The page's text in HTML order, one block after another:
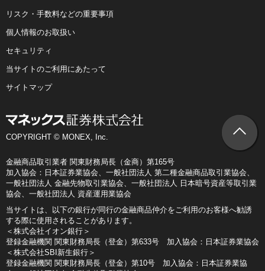
リスク・手数料などの重要事項
個人情報のお取扱い
セキュリティ
当サイトのご利用にあたって
サイトマップ
COPYRIGHT © MONEX, Inc.
金融商品取引業者 関東財務局長（金商）第165号
加入協会：日本証券業協会、一般社団法人 第二種金融商品取引業協会、
一般社団法人 金融先物取引業協会、一般社団法人 日本暗号資産等取引業
協会、一般社団法人 資産運用業協会
当サイトは、以下の銀行が同行の金融商品仲介をご利用のお客様へ勧誘
する際に使用されることがあります。
＜株式会社イオン銀行＞
登録金融機関 関東財務局長（登金）第633号 加入協会：日本証券業協会
＜株式会社SBI新生銀行＞
登録金融機関 関東財務局長（登金）第10号 加入協会：日本証券業協